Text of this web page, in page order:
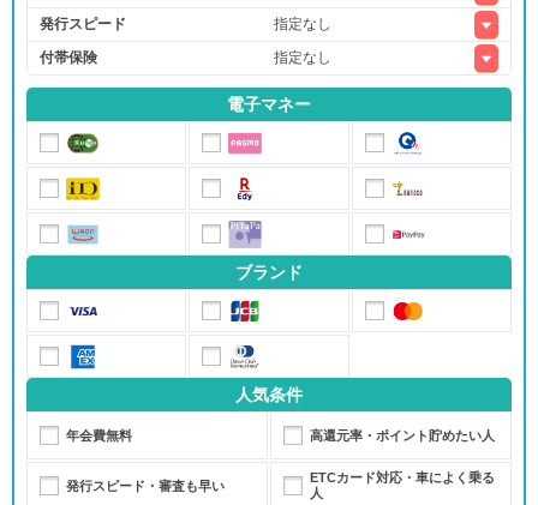
発行スピード
付帯保険
電子マネー
ブランド
人気条件
年会費無料 高還元率・ポイント貯めたい人
発行スピード・審査も早い
ETCカード対応・車によく乗る
人